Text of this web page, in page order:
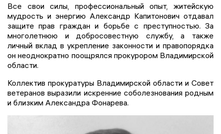
Все свои силы, профессиональный опыт, житейскую
мудрость и энергию Александр Капитонович отдавал
защите прав граждан и борьбе с преступностью. За
многолетнюю и добросовестную службу, а также
личный вклад в укрепление законности и правопорядка
он неоднократно поощрялся прокурором Владимирской
области.
Коллектив прокуратуры Владимирской области и Совет
ветеранов выразили искренние соболезнования родным
и близким Александра Фонарева.